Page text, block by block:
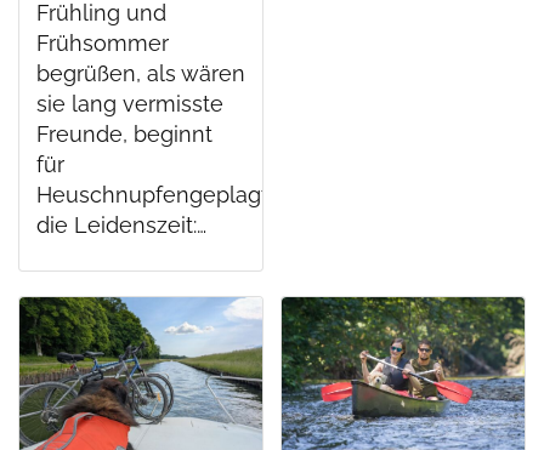
Frühling und
Frühsommer
begrüßen, als wären
sie lang vermisste
Freunde, beginnt
für
Heuschnupfengeplagte
die Leidenszeit:…